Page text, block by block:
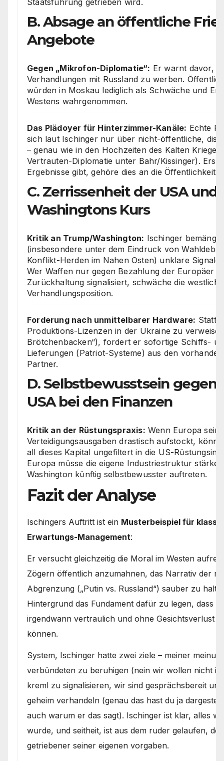
Staatsführung getrieben wird.
B. Absage an öffentliche
Angebote
Gegen „Mikrofon-Diplomatie“: Er warnt davor,
Verhandlungen mit Russland zu werben.
würden in Moskau lediglich als Schwäche und
Westens wahrgenommen.
Das Plädoyer für Hinterzimmer-Kanäle: Echte
sich laut Ischinger nur über nicht-öffentliche,
– genau wie in den Hochzeiten des Kalten
Vertrauten-Diplomatie unter Bahr/Kissinger). Erst
Ergebnisse gibt, gehöre dies an die Öffentlichkeit.
C. Zerrissenheit der USA und
Washingtons Kurs
Kritik an Trump/Washington: Ischinger
(insbesondere unter dem Eindruck von
Konflikt-Herden im Nahen Osten) unklare Signale
Wer Waffen nur gegen Bezahlung der Europäer
Zurückhaltung signalisiert, schwäche die westliche
Verhandlungsposition.
Forderung nach unmittelbarer Hardware: Statt
Produktions-Lizenzen in der Ukraine zu
Brötchenbacken“), fordert er sofortige Schiffs-
Lieferungen (Patriot-Systeme) aus den
Partner.
D. Selbstbewusstsein
USA bei den Finanzen
Kritik an der Rüstungspraxis: Wenn Europa seine
Verteidigungsausgaben drastisch aufstockt,
all dieses Kapital ungefiltert in die US-
Europa müsse die eigene Industriestruktur
Washington künftig selbstbewusster auftreten.
Fazit der Analyse
Ischingers Auftritt ist ein Musterbeispiel für
Erwartungs-Management:
Er versucht gleichzeitig die Moral im Westen
Zögern öffentlich anzumahnen, das Narrativ der
Abgrenzung („Putin vs. Russland“) sauber zu
Hintergrund das Fundament dafür zu legen, dass
irgendwann vertraulich und ohne Gesichtsverlust
können.
System, Ischinger hatte zwei ziele – meiner
verbündeten zu beruhigen (nein wir wollen nicht in
kreml zu signalisieren, wir sind gesprächsbereit
geheim verhandeln (genau das hast du ja
auch warum er das sagt). Ischinger ist klar, alles
wurde, und seitheit, ist aus dem ruder gelaufen,
getriebener seiner eigenen vorgaben.